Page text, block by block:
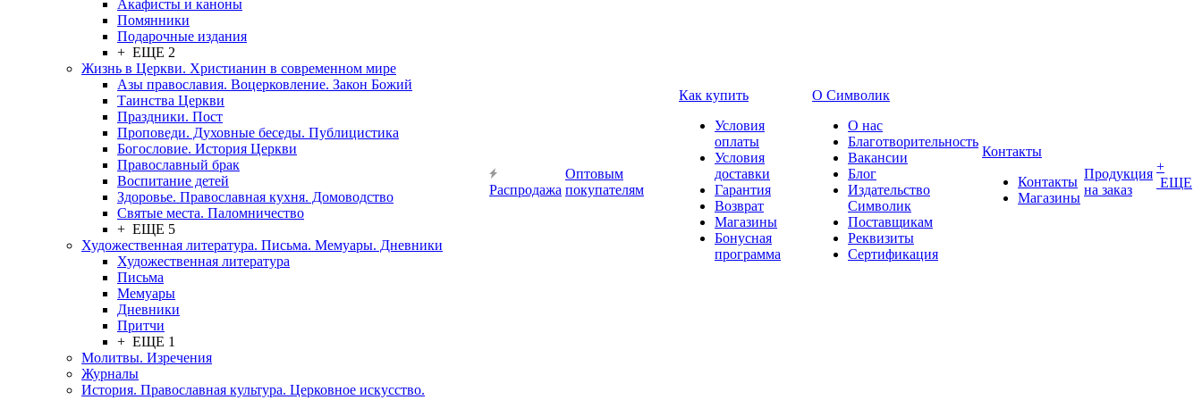
Акафисты и каноны
Помянники
Подарочные издания
+ ЕЩЕ 2
Жизнь в Церкви. Христианин в современном мире
Азы православия. Воцерковление. Закон Божий
Таинства Церкви
Праздники. Пост
Проповеди. Духовные беседы. Публицистика
Богословие. История Церкви
Православный брак
Воспитание детей
Здоровье. Православная кухня. Домоводство
Святые места. Паломничество
+ ЕЩЕ 5
Художественная литература. Письма. Мемуары. Дневники
Художественная литература
Письма
Мемуары
Дневники
Притчи
+ ЕЩЕ 1
Молитвы. Изречения
Журналы
История. Православная культура. Церковное искусство.
Распродажа
Оптовым
покупателям
Как купить
Условия
оплаты
Условия
доставки
Гарантия
Возврат
Магазины
Бонусная
программа
О Символик
О нас
Благотворительность
Вакансии
Блог
Издательство
Символик
Поставщикам
Реквизиты
Сертификация
Контакты
Контакты
Магазины
Продукция
на заказ
+
ЕЩЕ